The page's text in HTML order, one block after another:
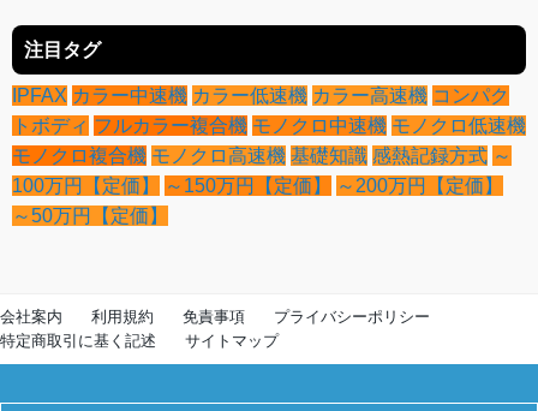
注目タグ
IPFAX カラー中速機 カラー低速機 カラー高速機 コンパク
トボディ フルカラー複合機 モノクロ中速機 モノクロ低速機
モノクロ複合機 モノクロ高速機 基礎知識 感熱記録方式 ～
100万円【定価】
～150万円【定価】
～200万円【定価】
～50万円【定価】
会社案内 利用規約 免責事項
プライバシーポリシー
特定商取引に基く記述
サイトマップ